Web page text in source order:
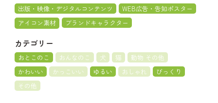
出版・映像・デジタルコンテンツ
WEB広告・告知ポスター
アイコン素材
ブランドキャラクター
カテゴリー
おとこのこ おんなのこ 犬 猫
動物 その他
かわいい
かっこいい ゆるい おしゃれ
びっくり
その他